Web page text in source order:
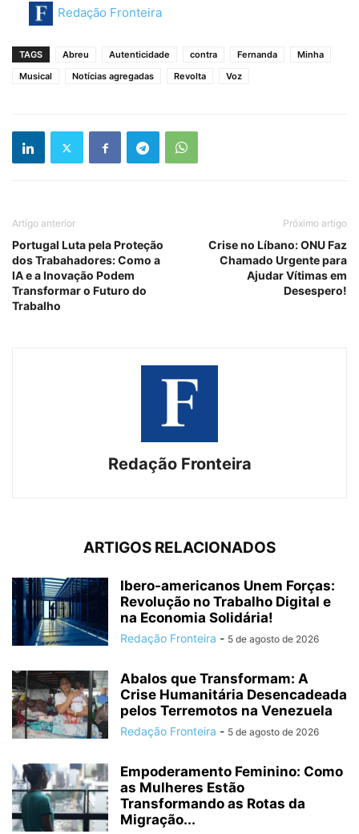
Redação Fronteira
TAGS Abreu Autenticidade contra Fernanda
Minha
Musical
Notícias agregadas Revolta Voz
Artigo anterior
Portugal Luta pela Proteção
dos Trabahadores: Como a
IA e a Inovação Podem
Transformar o Futuro do
Trabalho
Próximo artigo
Crise no Líbano: ONU Faz
Chamado Urgente para
Ajudar Vítimas em
Desespero!
Redação Fronteira
ARTIGOS RELACIONADOS
Ibero-americanos Unem Forças:
Revolução no Trabalho Digital e
na Economia Solidária!
Redação Fronteira - 5 de agosto de 2026
Abalos que Transformam: A
Crise Humanitária Desencadeada
pelos Terremotos na Venezuela
Redação Fronteira - 5 de agosto de 2026
Empoderamento Feminino: Como
as Mulheres Estão
Transformando as Rotas da
Migração...